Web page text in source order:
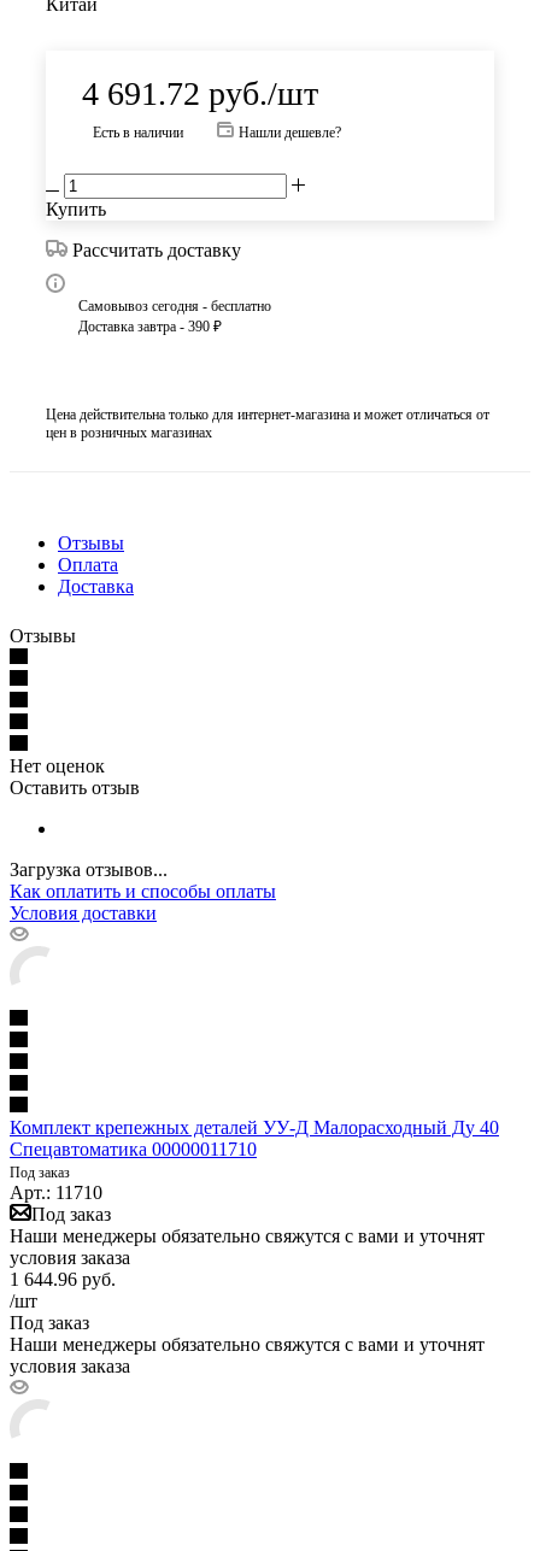
4 691.72 руб./шт
Есть в наличии Нашли дешевле?
Купить
Рассчитать доставку
Самовывоз сегодня - бесплатно
Доставка завтра - 390 ₽
Цена действительна только для интернет-магазина и может отличаться от
цен в розничных магазинах
Отзывы
Оплата
Доставка
Отзывы
Нет оценок
Оставить отзыв
Загрузка отзывов...
Как оплатить и способы оплаты
Условия доставки
Комплект крепежных деталей УУ-Д Малорасходный Ду 40
Спецавтоматика 00000011710
Под заказ
Арт.: 11710
Под заказ
Наши менеджеры обязательно свяжутся с вами и уточнят
условия заказа
1 644.96 руб.
/шт
Под заказ
Наши менеджеры обязательно свяжутся с вами и уточнят
условия заказа